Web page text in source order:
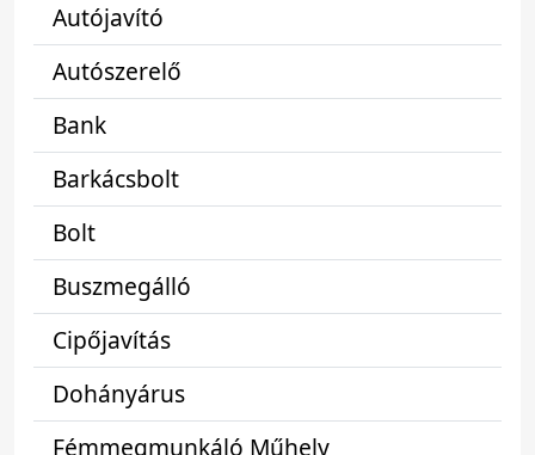
Autójavító
Autószerelő
Bank
Barkácsbolt
Bolt
Buszmegálló
Cipőjavítás
Dohányárus
Fémmegmunkáló Műhely